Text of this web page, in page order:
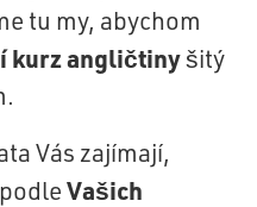
tu my, abychom
kurz angličtinyšitý
Vás zajímají,
Vašich